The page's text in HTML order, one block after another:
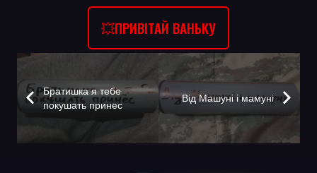
💥ПРИВІТАЙ ВАНЬКУ
Братишка я тебе
покушать принес
Від Машуні і мамуні